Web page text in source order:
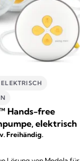
Hands-free
elektrisch
Freihändig.